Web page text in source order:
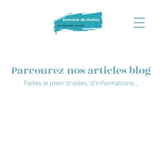
Parcourez nos articles blog
Faites le plein d'idées, d'informations...